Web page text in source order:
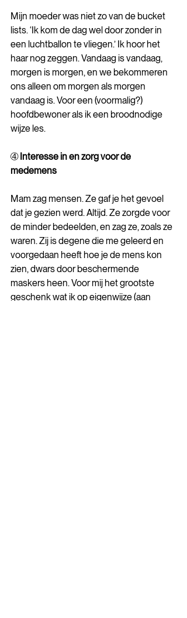
Mijn moeder was niet zo van de bucket
lists. ‘Ik kom de dag wel door zonder in
een luchtballon te vliegen.’ Ik hoor het
haar nog zeggen. Vandaag is vandaag,
morgen is morgen, en we bekommeren
ons alleen om morgen als morgen
vandaag is. Voor een (voormalig?)
hoofdbewoner als ik een broodnodige
wijze les.
➃ Interesse in en zorg voor de
medemens
Mam zag mensen. Ze gaf je het gevoel
dat je gezien werd. Altijd. Ze zorgde voor
de minder bedeelden, en zag ze, zoals ze
waren. Zij is degene die me geleerd en
voorgedaan heeft hoe je de mens kon
zien, dwars door beschermende
maskers heen. Voor mij het grootste
geschenk wat ik op eigenwijze (aan